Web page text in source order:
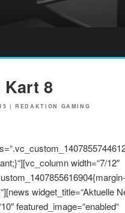
Kart 8
|REDAKTION GAMING
width=“7/12″
widget_title=“Aktuelle
featured_image=“enabled“